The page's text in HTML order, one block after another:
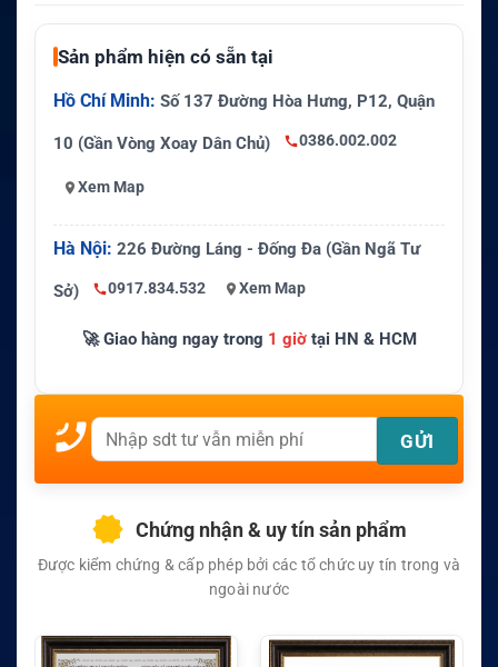
Sản phẩm hiện có sẵn tại
Hồ Chí Minh: Số 137 Đường Hòa Hưng, P12, Quận
10 (Gần Vòng Xoay Dân Chủ) 0386.002.002
Xem Map
Hà Nội: 226 Đường Láng - Đống Đa (Gần Ngã Tư
Sở) 0917.834.532 Xem Map
🚀 Giao hàng ngay trong 1 giờtại HN & HCM
Chứng nhận & uy tín sản phẩm
Được kiểm chứng & cấp phép bởi các tổ chức uy tín trong và
ngoài nước